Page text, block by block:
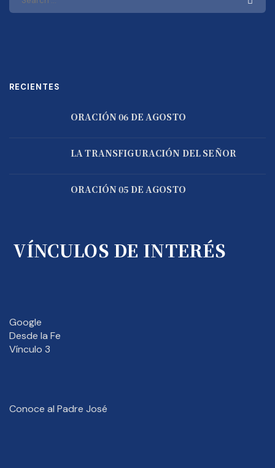
RECIENTES
ORACIÓN 06 DE AGOSTO
LA TRANSFIGURACIÓN DEL SEÑOR
ORACIÓN 05 DE AGOSTO
VÍNCULOS DE INTERÉS
Google
Desde la Fe
Vínculo 3
Conoce al Padre José